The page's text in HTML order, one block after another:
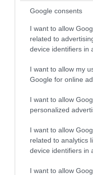
Google consents
I want to allow
related to
device identifiers in
I want to allow my
Google for online
I want to allow
personalized
I want to allow
related to analytics
device identifiers in
I want to allow
07.08.2026 | 20:02
Ο Γιάννης
Κωνσταντίνο
απομάκρυνσής του